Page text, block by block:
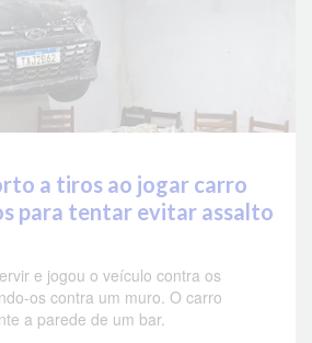
a tiros ao jogar carro
para tentar evitar assalto
e jogou o veículo contra os
os contra um muro. O carro
a parede de um bar.